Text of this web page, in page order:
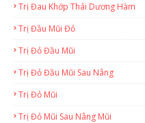
Trị Đau Khớp Thái Dương Hàm
Trị Đầu Mũi Đỏ
Trị Đỏ Đầu Mũi
Trị Đỏ Đầu Mũi Sau Nâng
Trị Đỏ Mũi
Trị Đỏ Mũi Sau Nâng Mũi